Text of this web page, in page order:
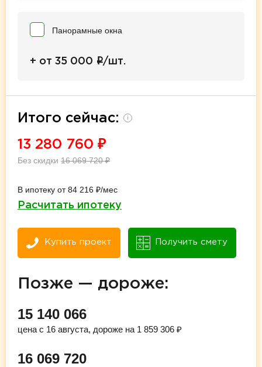
Панорамные окна
+ от 35 000 i/шт.
Итого сейчас: i
13 280 760 ₽
Без скидки 16 069 720₽
В ипотеку от 84 216 ₽/мес
Расчитать ипотеку
Купить проект Получить смету
Позже — дороже:
15 140 066
цена с 16 августа, дороже на 1 859 306 ₽
16 069 720